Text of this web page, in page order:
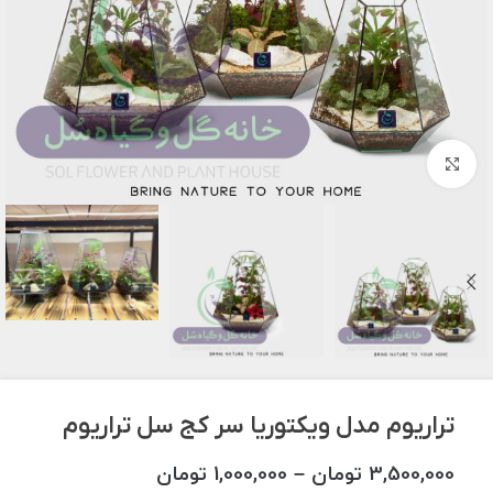
برای بزرگنمایی کلیک کنید
تراریوم مدل ویکتوریا سر کج سل تراریوم
3,500,000 تومان –
1,000,000 تومان